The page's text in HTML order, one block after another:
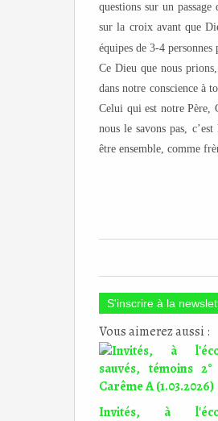
questions sur un
sur la croix avant que
équipes de 3-4
Ce Dieu que nous
dans notre conscience à
Celui qui est notre Père,
nous le savons pas,
être ensemble, comme
S'inscrire à la
Vous aimerez aussi :
Invités, à